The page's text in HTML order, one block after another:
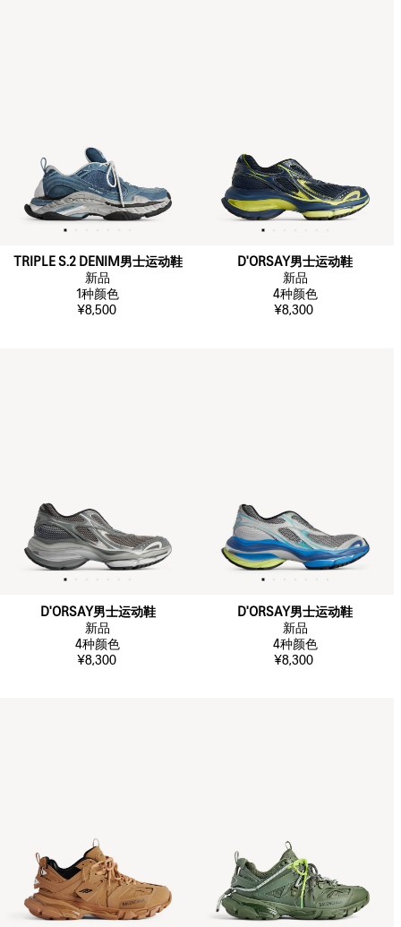
TRIPLE S.2 DENIM男士运动鞋
新品
1种颜色
¥8,500
D'ORSAY男士运动鞋
新品
4种颜色
¥8,300
D'ORSAY男士运动鞋
新品
4种颜色
¥8,300
D'ORSAY男士运动鞋
新品
4种颜色
¥8,300